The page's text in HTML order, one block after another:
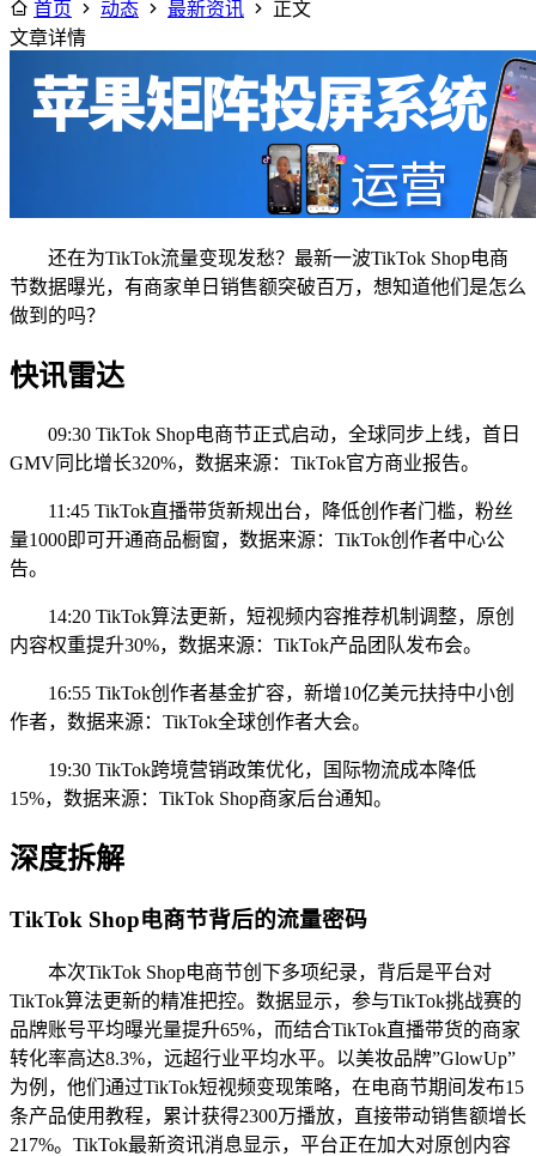
首页 动态 最新资讯
正文
文章详情
还在为TikTok流量变现发愁？最新一波TikTok Shop电商
节数据曝光，有商家单日销售额突破百万，想知道他们是怎么
做到的吗？
快讯雷达
09:30 TikTok Shop电商节正式启动，全球同步上线，首日
GMV同比增长320%，数据来源：TikTok官方商业报告。
11:45 TikTok直播带货新规出台，降低创作者门槛，粉丝
量1000即可开通商品橱窗，数据来源：TikTok创作者中心公
告。
14:20 TikTok算法更新，短视频内容推荐机制调整，原创
内容权重提升30%，数据来源：TikTok产品团队发布会。
16:55 TikTok创作者基金扩容，新增10亿美元扶持中小创
作者，数据来源：TikTok全球创作者大会。
19:30 TikTok跨境营销政策优化，国际物流成本降低
15%，数据来源：TikTok Shop商家后台通知。
深度拆解
TikTok Shop电商节背后的流量密码
本次TikTok Shop电商节创下多项纪录，背后是平台对
TikTok算法更新的精准把控。数据显示，参与TikTok挑战赛的
品牌账号平均曝光量提升65%，而结合TikTok直播带货的商家
转化率高达8.3%，远超行业平均水平。以美妆品牌”GlowUp”
为例，他们通过TikTok短视频变现策略，在电商节期间发布15
条产品使用教程，累计获得2300万播放，直接带动销售额增长
217%。TikTok最新资讯消息显示，平台正在加大对原创内容